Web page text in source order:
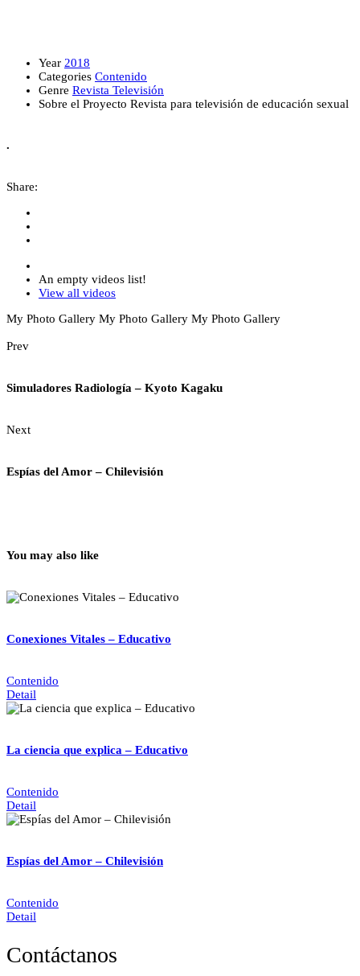
Year 2018
Categories Contenido
Genre Revista Televisión
Sobre el Proyecto Revista para televisión de educación sexual
.
Share:
An empty videos list!
View all videos
My Photo Gallery My Photo Gallery My Photo Gallery
Prev
Simuladores Radiología – Kyoto Kagaku
Next
Espías del Amor – Chilevisión
You may also like
Conexiones Vitales – Educativo
Contenido
Detail
La ciencia que explica – Educativo
Contenido
Detail
Espías del Amor – Chilevisión
Contenido
Detail
Contáctanos